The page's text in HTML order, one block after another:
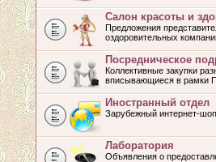
Салон красоты и
Предложения
оздоровительных
Посредническое
Коллективные закупки
вписывающиеся в рамки
Иностранный отдел
Зарубежный интернет-
Лаборатория
Объявления о